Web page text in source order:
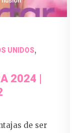
UNIDOS,
2024 |
de ser